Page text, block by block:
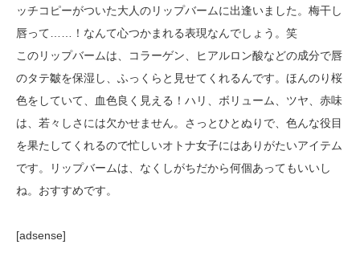
ッチコピーがついた大人のリップバームに出逢いました。梅干し
唇って……！なんて心つかまれる表現なんでしょう。笑
このリップバームは、コラーゲン、ヒアルロン酸などの成分で唇
のタテ皺を保湿し、ふっくらと見せてくれるんです。ほんのり桜
色をしていて、血色良く見える！ハリ、ボリューム、ツヤ、赤味
は、若々しさには欠かせません。さっとひとぬりで、色んな役目
を果たしてくれるので忙しいオトナ女子にはありがたいアイテム
です。リップバームは、なくしがちだから何個あってもいいし
ね。おすすめです。
[adsense]